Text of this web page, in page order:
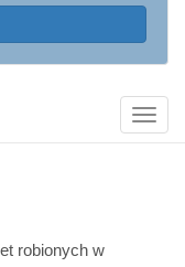
Pokaż
filtry
robionych w